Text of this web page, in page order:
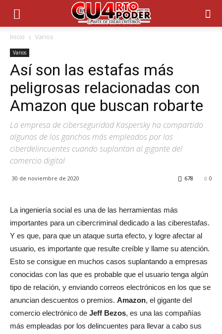
Inicio Varios
Varios
Así son las estafas más
peligrosas relacionadas con
Amazon que buscan robarte
La empresa de ciberseguridad Kaspersky ha compartido
algunos de los ganchos más empleados por los
ciberdelincuentes cuando suplantan al gigante del
comercio digital
30 de noviembre de 2020 0
678
La ingeniería social es una de las herramientas más
importantes para un cibercriminal dedicado a las ciberestafas.
Y es que, para que un ataque surta efecto, y logre afectar al
usuario, es importante que resulte creíble y llame su atención.
Esto se consigue en muchos casos suplantando a empresas
conocidas con las que es probable que el usuario tenga algún
tipo de relación, y enviando correos electrónicos en los que se
anuncian descuentos o premios. Amazon, el gigante del
comercio electrónico de Jeff Bezos, es una las compañías
más empleadas por los delincuentes para llevar a cabo sus